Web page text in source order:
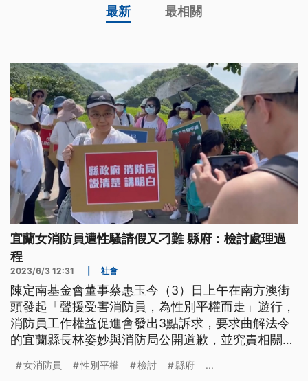
最新 最相關
宜蘭女消防員遭性騷請假又刁難 縣府：檢討處理過
程
2023/6/3 12:31 社會
陳定南基金會董事蔡惠玉今（3）日上午在南方澳街
頭發起「聲援受害消防員，為性別平權而走」遊行，
消防員工作權益促進會發出3點訴求，要求曲解法令
的宜蘭縣長林姿妙與消防局公開道歉，並究責相關人
程。
女消防員 性別平權 檢討 縣府 ...